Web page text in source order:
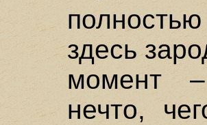
здесь
момент –
нечто,